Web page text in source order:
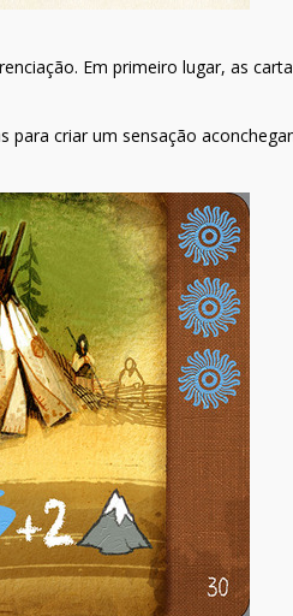
Em primeiro lugar, as
criar um sensação